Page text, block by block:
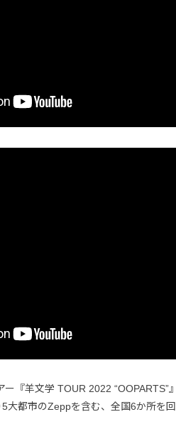
『羊文学 TOUR 2022 “OOPARTS”
大都市のZeppを含む、全国6か所を回